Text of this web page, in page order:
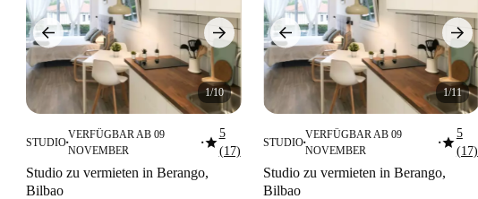
1/10
STUDIO■
VERFÜGBAR AB 09
NOVEMBER
■star5
(17)
Studio zu vermieten in Berango,
Bilbao
1/11
STUDIO■
VERFÜGBAR AB 09
NOVEMBER
■star5
(17)
Studio zu vermieten in Berango,
Bilbao